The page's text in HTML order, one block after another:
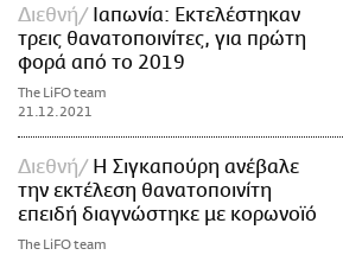
Διεθνή
Ιαπωνία: Εκτελέστηκαν
τρεις θανατοποινίτες, για πρώτη
φορά από το 2019
The LiFO team
21.12.2021
Διεθνή
Η Σιγκαπούρη ανέβαλε
την εκτέλεση θανατοποινίτη
επειδή διαγνώστηκε με κορωνοϊό
The LiFO team